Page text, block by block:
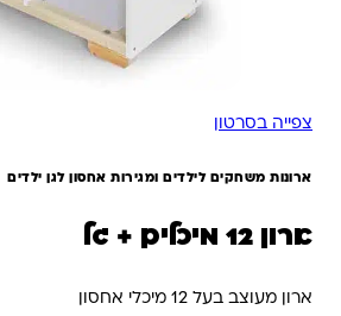
צפייה בסרטון
ארונות משחקים לילדים ומגירות אחסון לגן ילדים
ארון 12 מיכלים + גל
ארון מעוצב בעל 12 מיכלי אחסון